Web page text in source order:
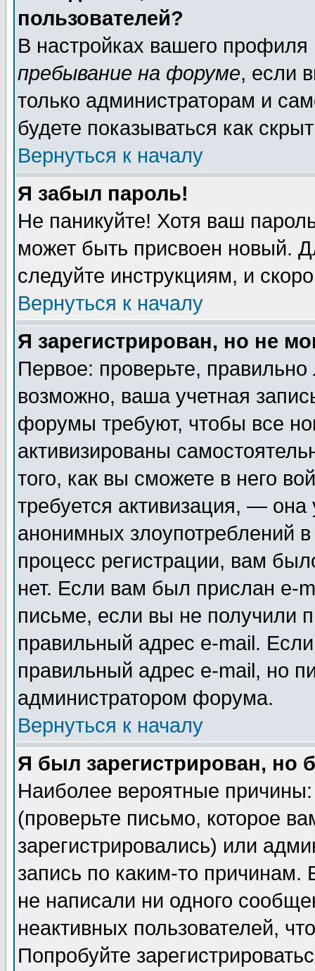
пользователей?
В настройках вашего
пребывание на форуме, если
только администраторам и
будете показываться как
Вернуться к началу
Я забыл пароль!
Не паникуйте! Хотя ваш
может быть присвоен новый.
следуйте инструкциям, и
Вернуться к началу
Я зарегистрирован, но не
Первое: проверьте,
возможно, ваша учетная
форумы требуют, чтобы все
активизированы
того, как вы сможете в него
требуется активизация, —
анонимных злоупотреблений
процесс регистрации, вам
нет. Если вам был прислан e-
письме, если вы не получили
правильный адрес e-mail.
правильный адрес e-mail, но
администратором форума.
Вернуться к началу
Я был зарегистрирован, но
Наиболее вероятные
(проверьте письмо, которое
зарегистрировались) или
запись по каким-то
не написали ни одного
неактивных пользователей,
Попробуйте